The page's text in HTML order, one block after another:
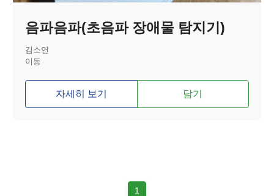
음파음파(초음파 장애물 탐지기)
김소연
이동
자세히 보기 담기
1